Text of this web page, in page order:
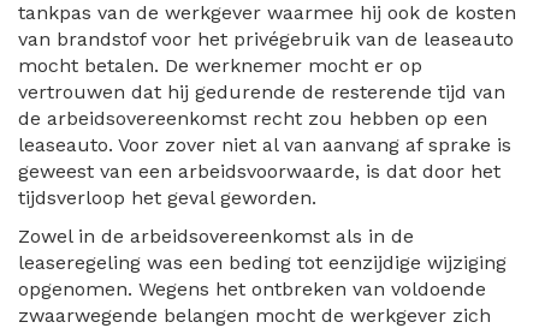
tankpas van de werkgever waarmee hij ook de kosten
van brandstof voor het privégebruik van de leaseauto
mocht betalen. De werknemer mocht er op
vertrouwen dat hij gedurende de resterende tijd van
de arbeidsovereenkomst recht zou hebben op een
leaseauto. Voor zover niet al van aanvang af sprake is
geweest van een arbeidsvoorwaarde, is dat door het
tijdsverloop het geval geworden.
Zowel in de arbeidsovereenkomst als in de
leaseregeling was een beding tot eenzijdige wijziging
opgenomen. Wegens het ontbreken van voldoende
zwaarwegende belangen mocht de werkgever zich